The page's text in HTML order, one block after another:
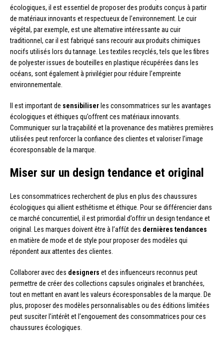
écologiques, il est essentiel de proposer des produits conçus à partir
de matériaux innovants et respectueux de l’environnement. Le cuir
végétal, par exemple, est une alternative intéressante au cuir
traditionnel, car il est fabriqué sans recourir aux produits chimiques
nocifs utilisés lors du tannage. Les textiles recyclés, tels que les fibres
de polyester issues de bouteilles en plastique récupérées dans les
océans, sont également à privilégier pour réduire l’empreinte
environnementale.
Il est important de sensibiliser les consommatrices sur les avantages
écologiques et éthiques qu’offrent ces matériaux innovants.
Communiquer sur la traçabilité et la provenance des matières premières
utilisées peut renforcer la confiance des clientes et valoriser l’image
écoresponsable de la marque.
Miser sur un design tendance et original
Les consommatrices recherchent de plus en plus des chaussures
écologiques qui allient esthétisme et éthique. Pour se différencier dans
ce marché concurrentiel, il est primordial d’offrir un design tendance et
original. Les marques doivent être à l’affût des dernières tendances
en matière de mode et de style pour proposer des modèles qui
répondent aux attentes des clientes.
Collaborer avec des designers et des influenceurs reconnus peut
permettre de créer des collections capsules originales et branchées,
tout en mettant en avant les valeurs écoresponsables de la marque. De
plus, proposer des modèles personnalisables ou des éditions limitées
peut susciter l’intérêt et l’engouement des consommatrices pour ces
chaussures écologiques.